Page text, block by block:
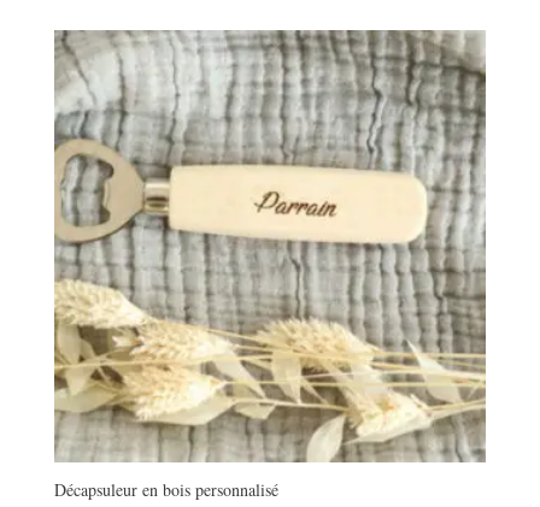
Décapsuleur en bois personnalisé